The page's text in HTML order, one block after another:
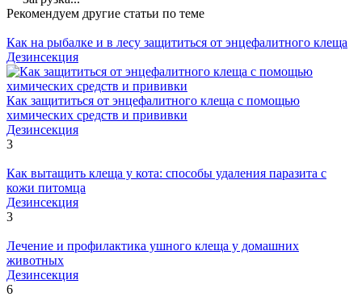
Рекомендуем другие статьи по теме
Как на рыбалке и в лесу защититься от энцефалитного клеща
Дезинсекция
Как защититься от энцефалитного клеща с помощью
химических средств и прививки
Дезинсекция
3
Как вытащить клеща у кота: способы удаления паразита с
кожи питомца
Дезинсекция
3
Лечение и профилактика ушного клеща у домашних
животных
Дезинсекция
6